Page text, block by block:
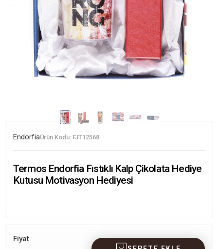
EndorfiaÜrün Kodu: FJT12568
Termos Endorfia Fıstıklı Kalp Çikolata Hediye
Kutusu Motivasyon Hediyesi
Fiyat